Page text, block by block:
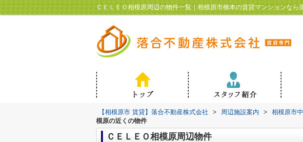
ＣＥＬＥＯ相模原周辺の物件一覧｜相模原市橋本の賃貸マンションなら
【相模原市 賃貸】落合不動産株式会社 > 周辺施設案内 > 相模原市
模原の近くの物件
ＣＥＬＥＯ相模原周辺物件